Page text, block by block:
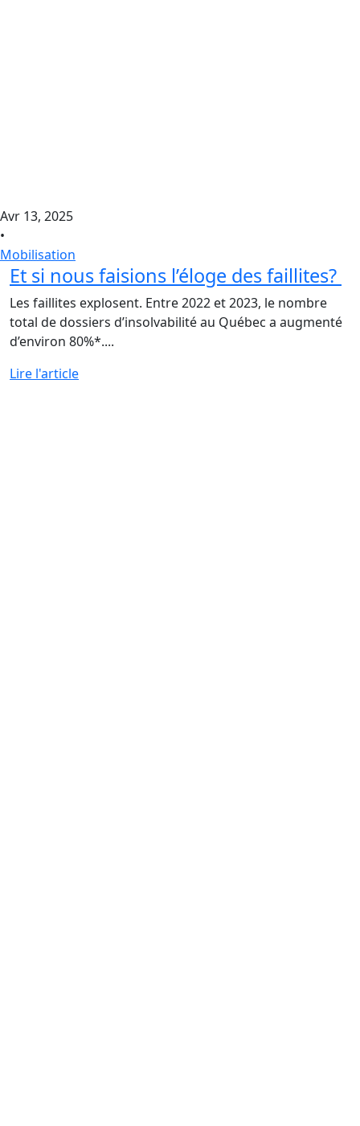
Avr 13, 2025
•
Mobilisation
Et si nous faisions l’éloge des faillites?
Les faillites explosent. Entre 2022 et 2023, le nombre
total de dossiers d’insolvabilité au Québec a augmenté
d’environ 80%*....
Lire l'article